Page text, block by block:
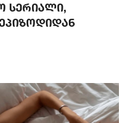
სერიალი,